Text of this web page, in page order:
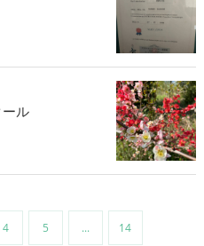
ル
4 5 ... 14